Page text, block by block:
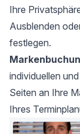
Ihre
Ausblenden
festlegen.
individuellen
Seiten an Ihre
Ihres